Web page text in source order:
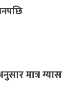
मात्र ग्यास